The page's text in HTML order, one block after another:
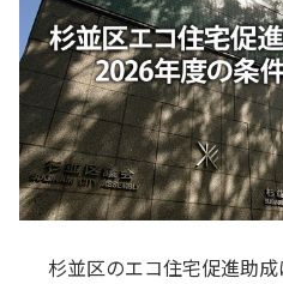
杉並区のエコ住宅促進助